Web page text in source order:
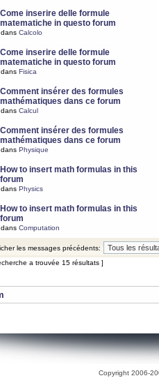
Come inserire delle formule
matematiche in questo forum
dans Calcolo
Come inserire delle formule
matematiche in questo forum
dans Fisica
Comment insérer des formules
mathématiques dans ce forum
dans Calcul
Comment insérer des formules
mathématiques dans ce forum
dans Physique
How to insert math formulas in this
forum
dans Physics
How to insert math formulas in this
forum
dans Computation
les messages précédents:
a trouvée 15 résultats ]
Copyright 2006-